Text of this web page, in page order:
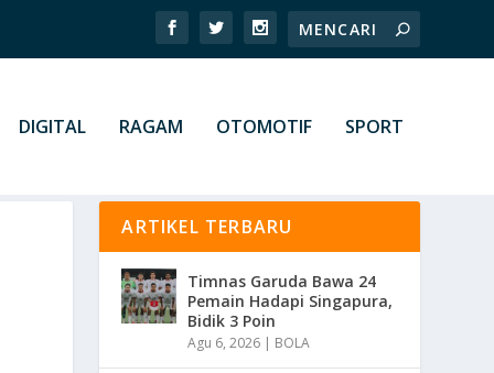
DIGITAL RAGAM OTOMOTIF SPORT
ARTIKEL TERBARU
Timnas Garuda Bawa 24
Pemain Hadapi Singapura,
Bidik 3 Poin
Agu 6, 2026 | BOLA